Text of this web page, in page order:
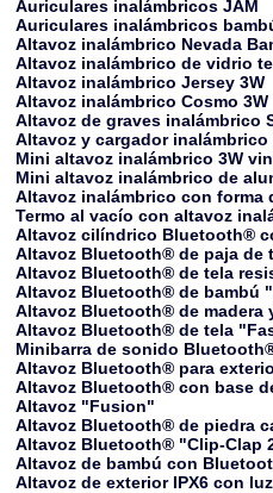
Auriculares inalámbricos JAM
Auriculares inalámbricos
Altavoz inalámbrico Nevada
Altavoz inalámbrico de vidrio
Altavoz inalámbrico Jersey 3W
Altavoz inalámbrico Cosmo 3W
Altavoz de graves inalámbrico
Altavoz y cargador inalámbrico
Mini altavoz inalámbrico 3W
Mini altavoz inalámbrico de
Altavoz inalámbrico con forma
Termo al vacío con altavoz
Altavoz cilíndrico Bluetooth®
Altavoz Bluetooth® de paja de
Altavoz Bluetooth® de tela
Altavoz Bluetooth® de bambú
Altavoz Bluetooth® de madera
Altavoz Bluetooth® de tela
Minibarra de sonido
Altavoz Bluetooth® para
Altavoz Bluetooth® con base
Altavoz "Fusion"
Altavoz Bluetooth® de piedra
Altavoz Bluetooth® "Clip-Clap
Altavoz de bambú con
Altavoz de exterior IPX6 con